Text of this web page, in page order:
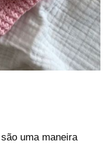
são uma maneira